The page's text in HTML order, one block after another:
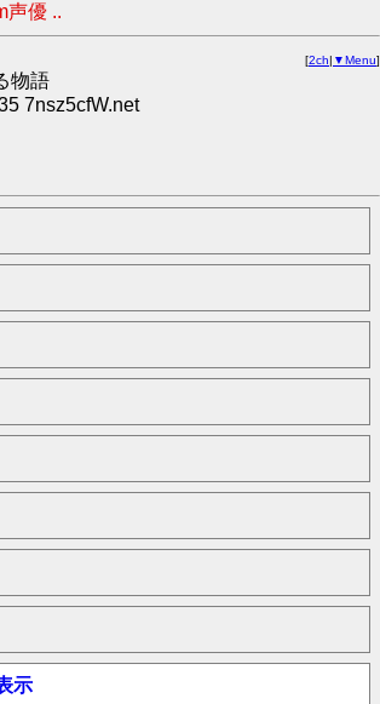
声優 ..
[2ch| ▼Menu]
物語
7nsz5cfW.net
示